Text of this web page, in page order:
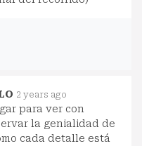
2 years ago
para ver con
la genialidad de
cada detalle está